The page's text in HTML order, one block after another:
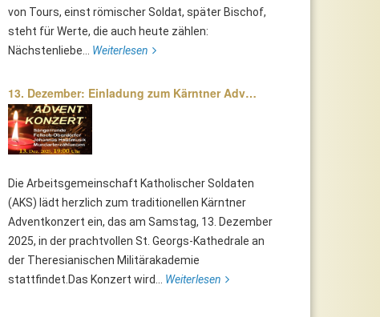
von Tours, einst römischer Soldat, später Bischof,
steht für Werte, die auch heute zählen:
Nächstenliebe... Weiterlesen
13. Dezember: Einladung zum Kärntner Adv…
Die Arbeitsgemeinschaft Katholischer Soldaten
(AKS) lädt herzlich zum traditionellen Kärntner
Adventkonzert ein, das am Samstag, 13. Dezember
2025, in der prachtvollen St. Georgs-Kathedrale an
der Theresianischen Militärakademie
stattfindet.Das Konzert wird... Weiterlesen